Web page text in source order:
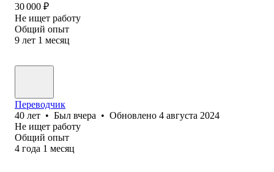
30 000 ₽
Не ищет работу
Общий опыт
9 лет 1 месяц
Переводчик
40 лет • Был вчера • Обновлено 4 августа 2024
Не ищет работу
Общий опыт
4 года 1 месяц